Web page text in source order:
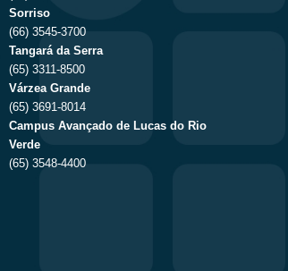
Sorriso
(66) 3545-3700
Tangará da Serra
(65) 3311-8500
Várzea Grande
(65) 3691-8014
Campus Avançado de Lucas do Rio
Verde
(65) 3548-4400